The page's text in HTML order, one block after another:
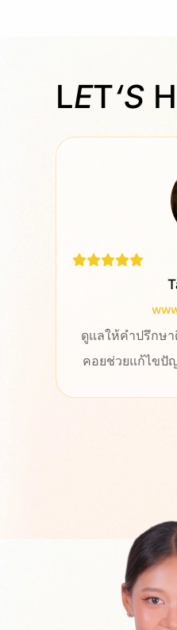
LET‘S H
ด้ตรงตามความต้องการ
อให้คำแนะนำอยู่ตลอด